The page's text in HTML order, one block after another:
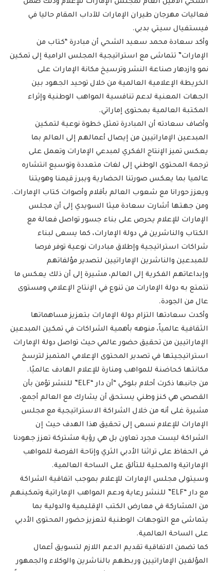
الشحي الأمين العام لمجلس الإمارات للإعلام وذلك ضمن
فعاليات مهرجان طيران الإمارات للآداب المقام حاليا في
فيستفيال سيتي بدبي.
وأكد سعادة محمد سعيد الشحي أن مبادرة “كتاب من
الإمارات” تتماشى مع استراتيجية المجلس الرامية إلى تمكين
نمو وازدهار صناعة النشر وترسيخ مكانة الإمارات على
الخريطة الإعلامية العالمية من خلال توحيد الجهود بين
الجهات المعنية لدعم تنافسية المواهب الوطنية وإثراء
المكتبة العالمية بمحتوى إماراتي.
وأضاف سعادته أن المبادرة تمثل خطوة نوعية لتمكين
المبدعين الإماراتيين من إيصال أعمالهم إلى العالم بما
يعكس تميز الإنتاج الفكري لمبدعي الإمارات وتعمل على
ترجمة المحتوى الوطني إلى لغات متعددة وتوسيع انتشاره
عالميا بما يعكس صورتنا الحضارية ويبرز قيمنا وهويتنا
ويعزز حورانا مع شعوب العالم بأقلام وأصوات كتاب الإمارات.
ومن جهتها أشارت سعادة ميثا السويدي إلى أن مجلس
الإمارات للإعلام يحرص على بناء جسور تواصل فعالة مع
الكتاب والناشرين في دولة الإمارات، كما يسعى لبناء
شراكات استراتيجية وإطلاق مبادرات نوعية توفر فرصا
للمبدعين والناشرين الإماراتيين لتصدير مؤلفاتهم
وإبداعاتهم الفكرية إلى العالم، مشيرة إلى أن ذلك يعكس ما
تتمتع به دولة الإمارات من تنوع في الإنتاج الإعلامي ومستوى
عال من الجودة.
وأكدت سعادتها التزام دولة الإمارات بتعزيز مساهماتها
الثقافية عالمياً، منوهه بأهمية الشراكات في تمكين المبدعين
الإماراتيين من تحقيق حضور عالمي حيث تواصل دولة الإمارات
استراتيجيتها في تصدير المحتوى الإعلامي المتميز لترسخ
مكانتها كحاضنة للمواهب ومنارة للإعلام الهادف عالميًا.
من جانبها ذكرت أحلام بلوكي “أن دار “ELF” للنشر تؤمن بأن
القصص هي كنز وطني يستحق أن يشارك مع العالم أجمع،
مشيرة غلى أنه من خلال الشراكة الاستراتيجية مع مجلس
الإمارات للإعلام نسعى إلى تحقيق هذا الهدف حيث إن
الشراكة ليست مجرد تعاون بل هي رؤية مشتركة تعزز جهودنا
في الحفاظ على تراثنا الأدبي الثري وإتاحة الفرصة للمواهب
الإماراتية والمحلية للتألق على الساحة العالمية.
وسيتولى مجلس الإمارات للإعلام بموجب اتفاقية الشراكة
مع دار “ELF” للنشر رعاية ودعم المواهب الإماراتية وتمكينهم
من المشاركة في معارض الكتب الإقليمية والدولية بما
يتماشى مع التوجهات الوطنية لتعزيز حضور المحتوى الأدبي
على الساحة العالمية.
كما تضمن الاتفاقية تقديم الدعم اللازم لتسويق أعمال
المؤلفين الإماراتيين وربطهم بالناشرين والوكلاء والجمهور